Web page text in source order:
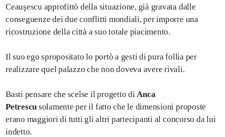
Ceauşescu approfittò della situazione, già gravata dalle
conseguenze dei due conflitti mondiali, per imporre una
ricostruzione della città a suo totale piacimento.
Il suo ego spropositato lo portò a gesti di pura follia per
realizzare quel palazzo che non doveva avere rivali.
Basti pensare che scelse il progetto di Anca
Petrescu solamente per il fatto che le dimensioni proposte
erano maggiori di tutti gli altri partecipanti al concorso da lui
indetto.